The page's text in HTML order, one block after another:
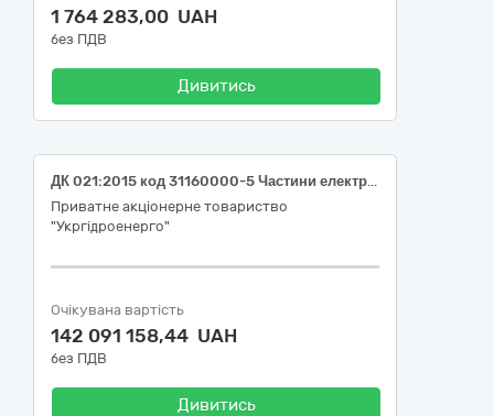
1 764 283,00 UAH
без ПДВ
Дивитись
ДК 021:2015 код 31160000-5 Частини електродвигунів, генераторів і трансформаторів (Постачання комплекту полюсів ротора для гідрогенератора ст.№4 філії "Канівська ГЕС" ПрАТ "Укргідроенерго")
Приватне акціонерне товариство
"Укргідроенерго"
Очікувана вартість
142 091 158,44 UAH
без ПДВ
Дивитись